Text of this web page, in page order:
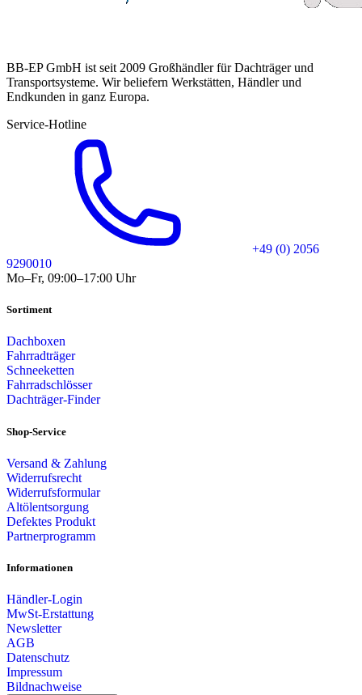
BB-EP GmbH ist seit 2009 Großhändler für Dachträger und
Transportsysteme. Wir beliefern Werkstätten, Händler und
Endkunden in ganz Europa.
Service-Hotline
+49 (0) 2056
9290010
Mo–Fr, 09:00–17:00 Uhr
Sortiment
Dachboxen
Fahrradträger
Schneeketten
Fahrradschlösser
Dachträger-Finder
Shop-Service
Versand & Zahlung
Widerrufsrecht
Widerrufsformular
Altölentsorgung
Defektes Produkt
Partnerprogramm
Informationen
Händler-Login
MwSt-Erstattung
Newsletter
AGB
Datenschutz
Impressum
Bildnachweise